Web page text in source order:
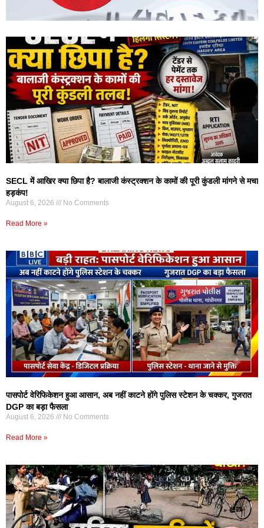
SECL में आखिर क्या छिपा है? बालाजी कंस्ट्रक्शन के कामों की पूरी कुंडली मांगने से मचा
हड़कंप!
August 6, 2026 No Comments
Read More »
पासपोर्ट वेरिफिकेशन हुआ आसान, अब नहीं काटने होंगे पुलिस स्टेशन के चक्कर, गुजरात
DGP का बड़ा फैसला
August 6, 2026 No Comments
Read More »